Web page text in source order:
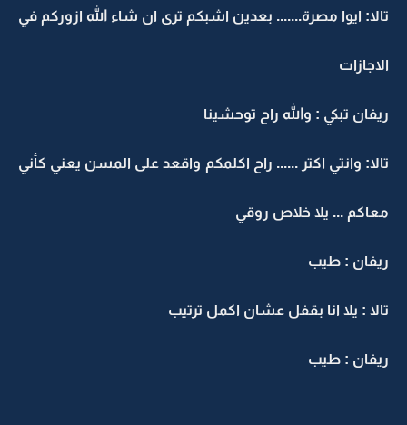
تالا: ايوا مصرة....... بعدين اشبكم ترى ان شاء الله ازوركم في
الاجازات
ريفان تبكي : والله راح توحشينا
تالا: وانتي اكتر ...... راح اكلمكم واقعد على المسن يعني كأني
معاكم ... يلا خلاص روقي
ريفان : طيب
تالا : يلا انا بقفل عشان اكمل ترتيب
ريفان : طيب